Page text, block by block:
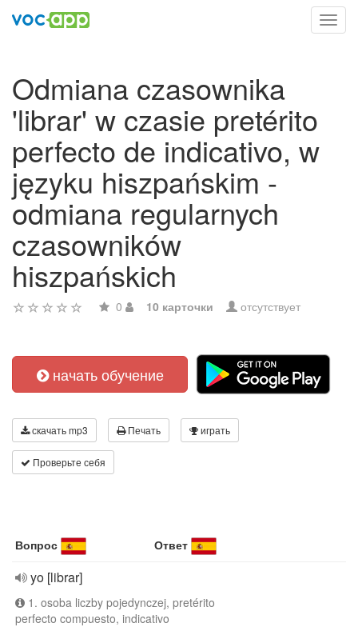
Odmiana czasownika
'librar' w czasie pretérito
perfecto de indicativo, w
języku hiszpańskim -
odmiana regularnych
czasowników
hiszpańskich
0 10 карточки отсутствует
начать обучение
скачать mp3 Печать играть
Проверьте себя
Вопрос Ответ
yo [librar]
1. osoba liczby pojedynczej, pretérito
perfecto compuesto, indicativo